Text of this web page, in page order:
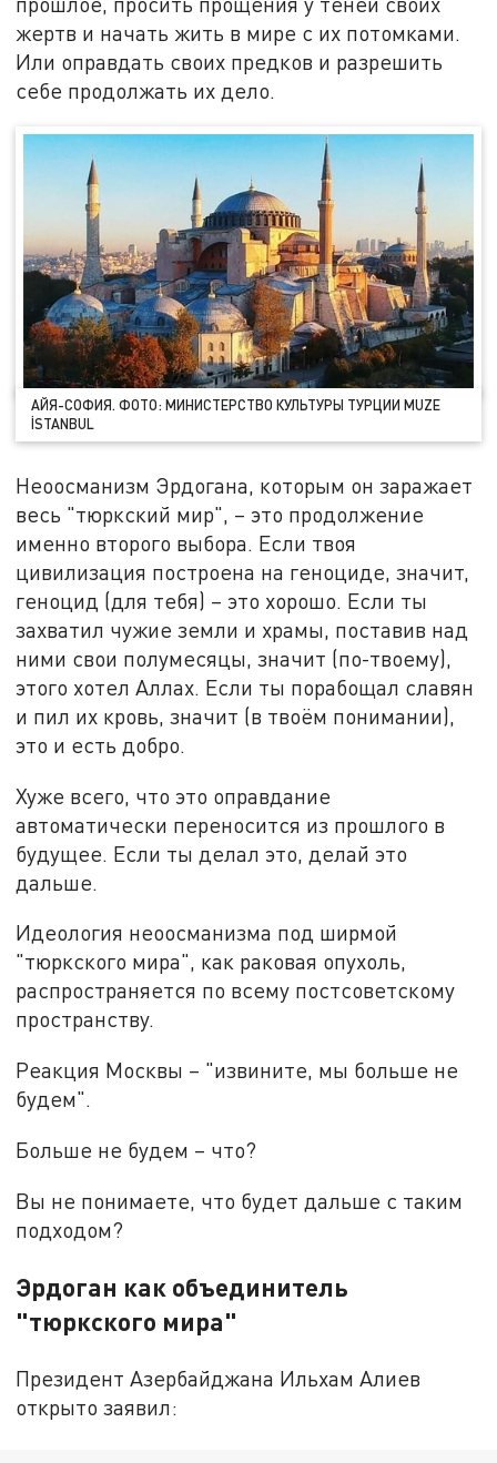
жертв и начать жить в мире с их потомками.
Или оправдать своих предков и разрешить
себе продолжать их дело.
АЙЯ-СОФИЯ. ФОТО: МИНИСТЕРСТВО КУЛЬТУРЫ ТУРЦИИ MUZE
İSTANBUL
Неоосманизм Эрдогана, которым он заражает
весь "тюркский мир", – это продолжение
именно второго выбора. Если твоя
цивилизация построена на геноциде, значит,
геноцид (для тебя) – это хорошо. Если ты
захватил чужие земли и храмы, поставив над
ними свои полумесяцы, значит (по-твоему),
этого хотел Аллах. Если ты порабощал славян
и пил их кровь, значит (в твоём понимании),
это и есть добро.
Хуже всего, что это оправдание
автоматически переносится из прошлого в
будущее. Если ты делал это, делай это
дальше.
Идеология неоосманизма под ширмой
"тюркского мира", как раковая опухоль,
распространяется по всему постсоветскому
пространству.
Реакция Москвы – "извините, мы больше не
будем".
Больше не будем – что?
Вы не понимаете, что будет дальше с таким
подходом?
Эрдоган как объединитель
"тюркского мира"
Президент Азербайджана Ильхам Алиев
открыто заявил: